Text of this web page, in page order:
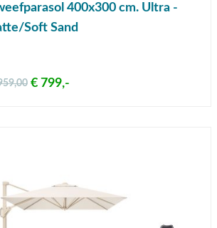
400x300 cm. Ultra -
Soft Sand
€ 799,-